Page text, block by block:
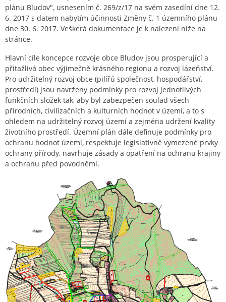
plánu Bludov", usnesením č. 269/z/17 na svém zasedíní dne 12.
6. 2017 s datem nabytím účinnosti Změny č. 1 územního plánu
dne 30. 6. 2017. Veškerá dokumentace je k nalezení níže na
stránce.
Hlavní cíle koncepce rozvoje obce Bludov jsou prosperující a
přitažlivá obec výjimečně krásného regionu a rozvoj lázeňství.
Pro udržitelný rozvoj obce (pilířů společnost, hospodářství,
prostředí) jsou navrženy podmínky pro rozvoj jednotlivých
funkčních složek tak, aby byl zabezpečen soulad všech
přírodních, civilizačních a kulturních hodnot v území, a to s
ohledem na udržitelný rozvoj území a zejména udržení kvality
životního prostředí. Územní plán dále definuje podmínky pro
ochranu hodnot území, respektuje legislativně vymezené prvky
ochrany přírody, navrhuje zásady a opatření na ochranu krajiny
a ochranu před povodněmi.